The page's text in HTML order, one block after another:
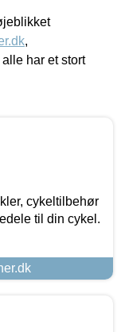
,
alle har et stort
cykeltilbehør
til din cykel.